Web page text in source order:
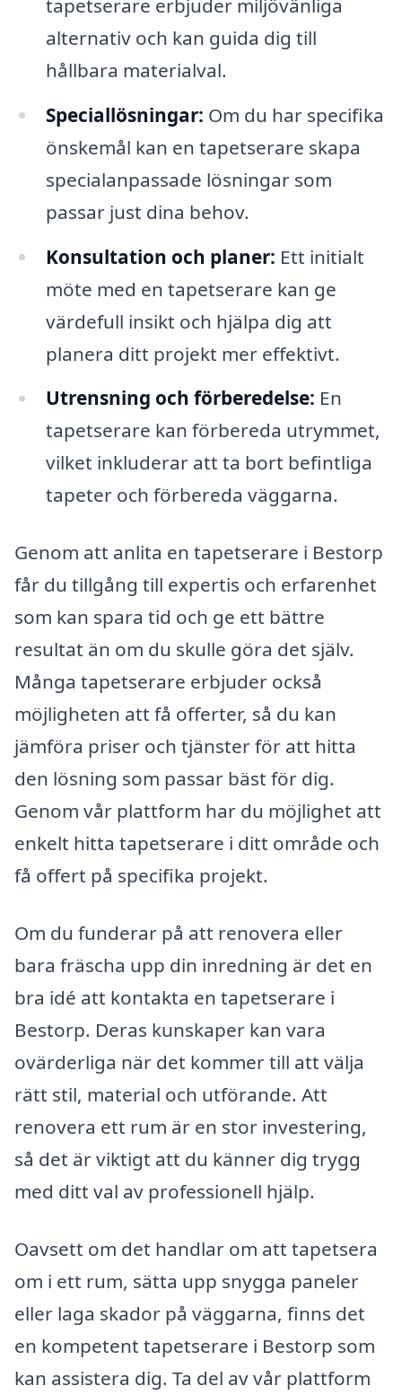
tapetserare erbjuder miljövänliga
alternativ och kan guida dig till
hållbara materialval.
Speciallösningar: Om du har specifika
önskemål kan en tapetserare skapa
specialanpassade lösningar som
passar just dina behov.
Konsultation och planer: Ett initialt
möte med en tapetserare kan ge
värdefull insikt och hjälpa dig att
planera ditt projekt mer effektivt.
Utrensning och förberedelse: En
tapetserare kan förbereda utrymmet,
vilket inkluderar att ta bort befintliga
tapeter och förbereda väggarna.
Genom att anlita en tapetserare i Bestorp
får du tillgång till expertis och erfarenhet
som kan spara tid och ge ett bättre
resultat än om du skulle göra det själv.
Många tapetserare erbjuder också
möjligheten att få offerter, så du kan
jämföra priser och tjänster för att hitta
den lösning som passar bäst för dig.
Genom vår plattform har du möjlighet att
enkelt hitta tapetserare i ditt område och
få offert på specifika projekt.
Om du funderar på att renovera eller
bara fräscha upp din inredning är det en
bra idé att kontakta en tapetserare i
Bestorp. Deras kunskaper kan vara
ovärderliga när det kommer till att välja
rätt stil, material och utförande. Att
renovera ett rum är en stor investering,
så det är viktigt att du känner dig trygg
med ditt val av professionell hjälp.
Oavsett om det handlar om att tapetsera
om i ett rum, sätta upp snygga paneler
eller laga skador på väggarna, finns det
en kompetent tapetserare i Bestorp som
kan assistera dig. Ta del av vår plattform